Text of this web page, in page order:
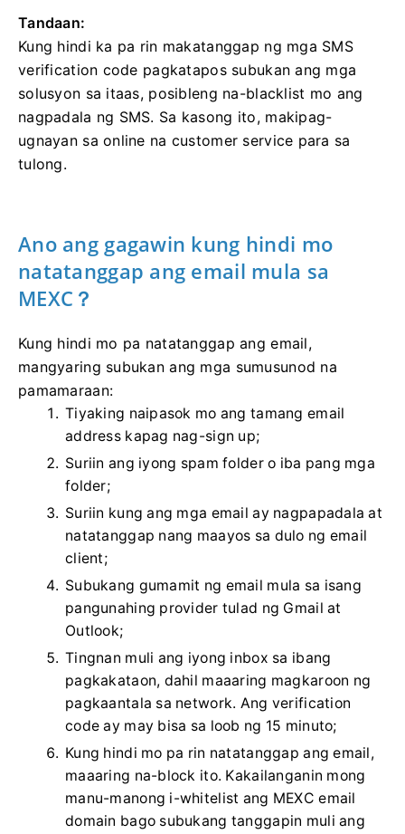
Tandaan:
Kung hindi ka pa rin makatanggap ng mga SMS
verification code pagkatapos subukan ang mga
solusyon sa itaas, posibleng na-blacklist mo ang
nagpadala ng SMS. Sa kasong ito, makipag-
ugnayan sa online na customer service para sa
tulong.
Ano ang gagawin kung hindi mo
natatanggap ang email mula sa
MEXC？
Kung hindi mo pa natatanggap ang email,
mangyaring subukan ang mga sumusunod na
pamamaraan:
Tiyaking naipasok mo ang tamang email
address kapag nag-sign up;
Suriin ang iyong spam folder o iba pang mga
folder;
Suriin kung ang mga email ay nagpapadala at
natatanggap nang maayos sa dulo ng email
client;
Subukang gumamit ng email mula sa isang
pangunahing provider tulad ng Gmail at
Outlook;
Tingnan muli ang iyong inbox sa ibang
pagkakataon, dahil maaaring magkaroon ng
pagkaantala sa network. Ang verification
code ay may bisa sa loob ng 15 minuto;
Kung hindi mo pa rin natatanggap ang email,
maaaring na-block ito. Kakailanganin mong
manu-manong i-whitelist ang MEXC email
domain bago subukang tanggapin muli ang